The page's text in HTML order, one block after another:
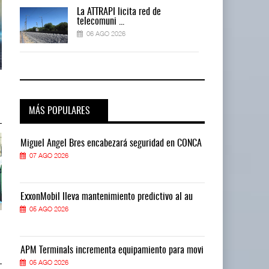
AMANAC, treinta y nueve años
05 AGO 2026
05 AGO 2026
AMANAC, treinta y nueve años
05 AGO 2026
La ATTRAPI licita red de
telecomuni ...
06 AGO 2026
MÁS POPULARES
Miguel Ángel Bres encabezará seguridad en CONCA
07 AGO 2026
ExxonMobil lleva mantenimiento predictivo al au
05 AGO 2026
APM Terminals incrementa equipamiento para movi
05 AGO 2026